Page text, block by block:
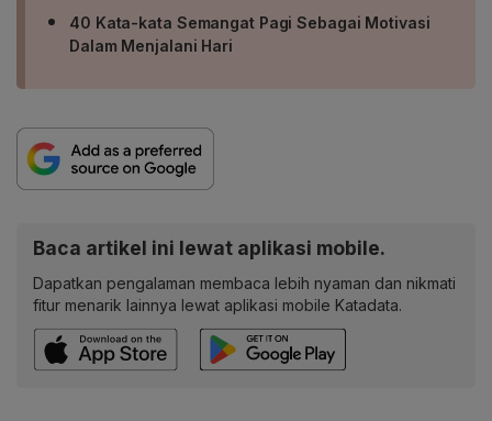
40 Kata-kata Semangat Pagi Sebagai Motivasi
Dalam Menjalani Hari
Baca artikel ini lewat aplikasi mobile.
Dapatkan pengalaman membaca lebih nyaman dan nikmati
fitur menarik lainnya lewat aplikasi mobile Katadata.